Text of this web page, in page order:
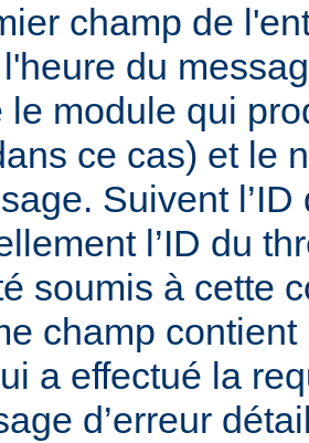
champ de
du
le module qui
ce cas) et le
Suivent
l’ID du
soumis à cette
champ
a effectué la
d’erreur